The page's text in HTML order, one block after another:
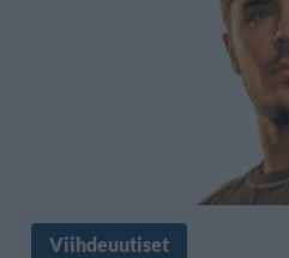
Viihdeuutiset